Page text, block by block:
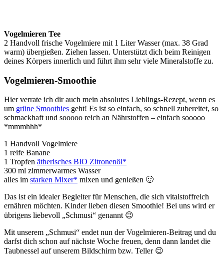
Vogelmieren Tee
2 Handvoll frische Vogelmiere mit 1 Liter Wasser (max. 38 Grad
warm) übergießen. Ziehen lassen. Unterstützt dich beim Reinigen
deines Körpers innerlich und führt ihm sehr viele Mineralstoffe zu.
Vogelmieren-Smoothie
Hier verrate ich dir auch mein absolutes Lieblings-Rezept, wenn es
um grüne Smoothies geht! Es ist so einfach, so schnell zubereitet, so
schmackhaft und sooooo reich an Nährstoffen – einfach sooooo
*mmmhhh*
1 Handvoll Vogelmiere
1 reife Banane
1 Tropfen ätherisches BIO Zitronenöl*
300 ml zimmerwarmes Wasser
alles im starken Mixer* mixen und genießen 🙂
Das ist ein idealer Begleiter für Menschen, die sich vitalstoffreich
ernähren möchten. Kinder lieben diesen Smoothie! Bei uns wird er
übrigens liebevoll „Schmusi“ genannt 😉
Mit unserem „Schmusi“ endet nun der Vogelmieren-Beitrag und du
darfst dich schon auf nächste Woche freuen, denn dann landet die
Taubnessel auf unserem Bildschirm bzw. Teller 😉